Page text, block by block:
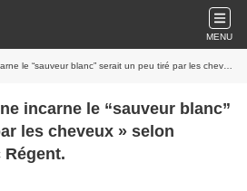
MENU
blanc” serait un peu tiré par les cheveux » selon l'historien Frédéric Régent.
incarne le “sauveur blanc”
les cheveux » selon
Régent.